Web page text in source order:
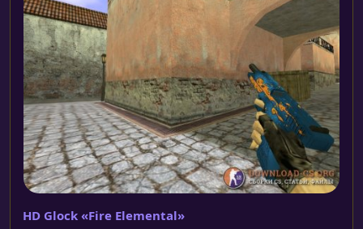
HD Glock «Fire Elemental»